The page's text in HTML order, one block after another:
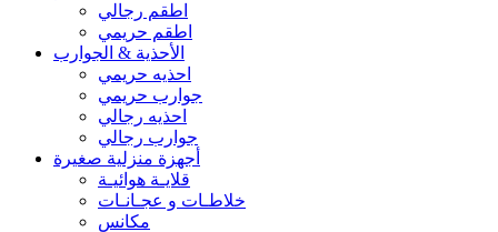
اطقم رجالي
اطقم حريمي
الأحذية & الجوارب
احذيه حريمي
جوارب حريمي
احذيه رجالي
جوارب رجالي
أجهزة منزلية صغيرة
قلايـة هوائيـة
خلاطـات و عجـانـات
مكانس